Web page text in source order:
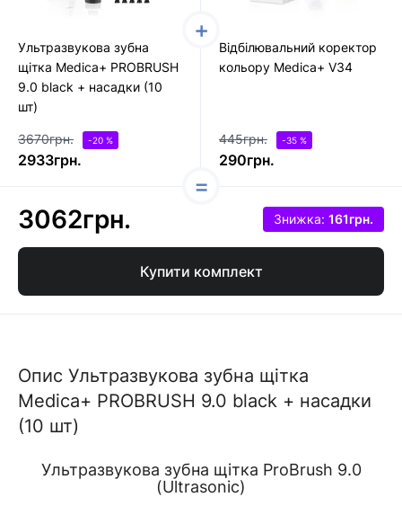
Ультразвукова зубна
щітка Medica+ PROBRUSH
9.0 black + насадки (10
шт)
3670грн. -20 %
2933грн.
Відбілювальний коректор
кольору Medica+ V34
445грн. -35 %
290грн.
3062грн. Знижка: 161грн.
Купити комплект
Опис Ультразвукова зубна щітка
Medica+ PROBRUSH 9.0 black + насадки
(10 шт)
Ультразвукова зубна щітка ProBrush 9.0
(Ultrasonic)